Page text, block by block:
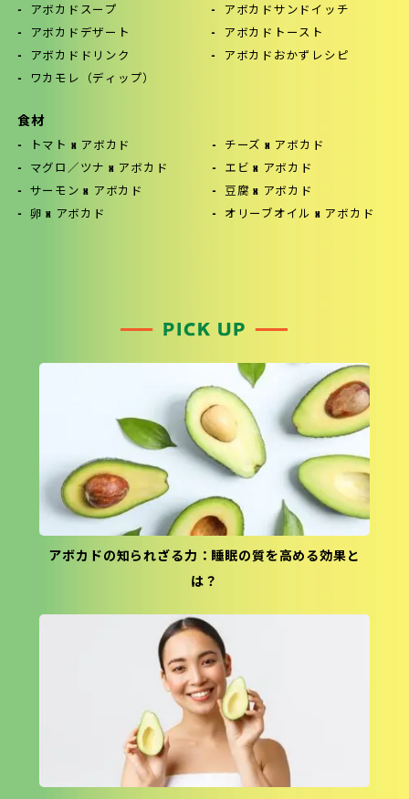
アボカドスープ
アボカドデザート
アボカドドリンク
ワカモレ（ディップ）
アボカドサンドイッチ
アボカドトースト
アボカドおかずレシピ
食材
トマト x アボカド チーズ x アボカド
マグロ／ツナ x アボカド エビ x アボカド
サーモン x アボカド 豆腐 x アボカド
卵 x アボカド オリーブオイル x アボカド
アボカドの知られざる力：睡眠の質を高める効果と
は？